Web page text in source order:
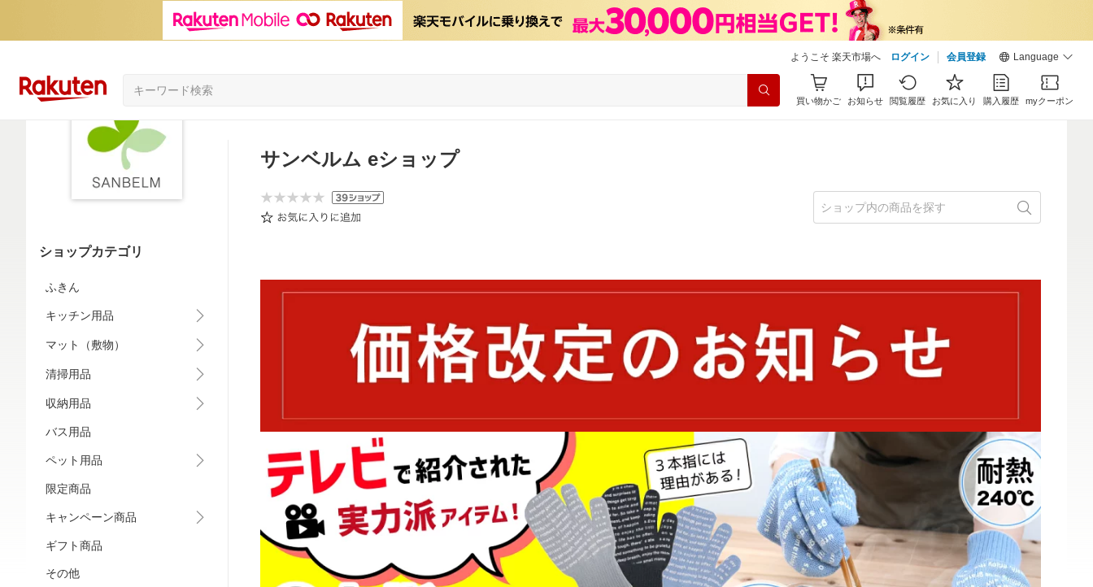
ようこそ 楽天市場へ ログイン 会員登録 Language
買い物かご お知らせ 閲覧履歴 お気に入り 購入履歴 myクーポン
ショップカテゴリ
ふきん
キッチン用品
マット（敷物）
清掃用品
収納用品
バス用品
ペット用品
限定商品
キャンペーン商品
ギフト商品
その他
サンベルム eショップ